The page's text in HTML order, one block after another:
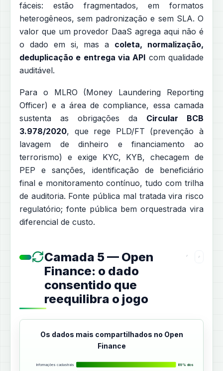
fáceis: estão fragmentados, em formatos
heterogêneos, sem padronização e sem SLA. O
valor que um provedor DaaS agrega aqui não é
o dado em si, mas a coleta, normalização,
deduplicação e entrega via API com qualidade
auditável.
Para o MLRO (Money Laundering Reporting
Officer) e a área de compliance, essa camada
sustenta as obrigações da Circular BCB
3.978/2020, que rege PLD/FT (prevenção à
lavagem de dinheiro e financiamento ao
terrorismo) e exige KYC, KYB, checagem de
PEP e sanções, identificação de beneficiário
final e monitoramento contínuo, tudo com trilha
de auditoria. Fonte pública mal tratada vira risco
regulatório; fonte pública bem orquestrada vira
diferencial de custo.
Camada 5 — Open
Finance: o dado
consentido que
reequilibra o jogo
Os dados mais compartilhados no Open
Finance
Informações cadastrais 89% dos consentimentos